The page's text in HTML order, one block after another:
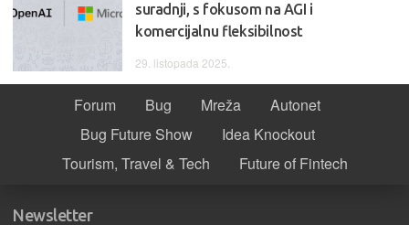
suradnji, s fokusom na AGI i
komercijalnu fleksibilnost
29. listopada 2025.
Forum Bug Mreža
Autonet
Bug Future Show
Idea Knockout
Tourism, Travel & Tech
Future of Fintech
Newsletter